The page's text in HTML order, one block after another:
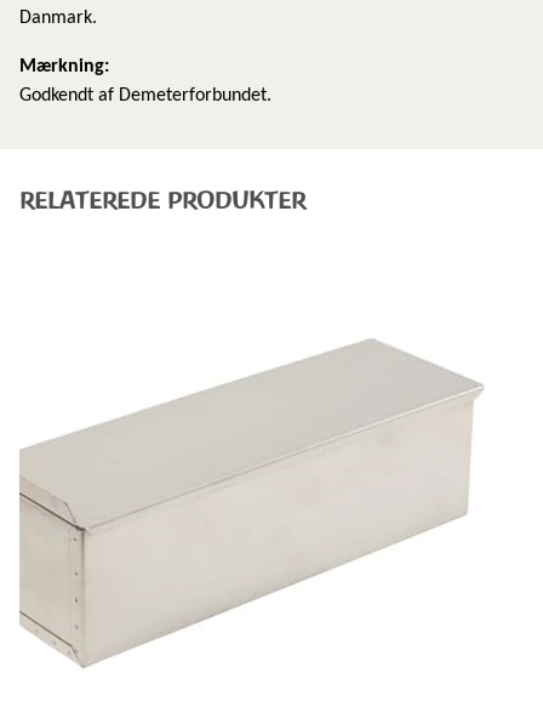
Danmark.
Mærkning:
Godkendt af Demeterforbundet.
RELATEREDE PRODUKTER